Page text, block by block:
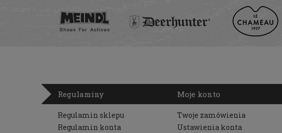
Regulaminy
Regulamin sklepu
Regulamin konta
Moje konto
Twoje zamówienia
Ustawienia konta